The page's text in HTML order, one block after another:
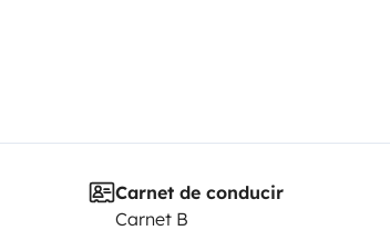
Carnet de conducir
Carnet B